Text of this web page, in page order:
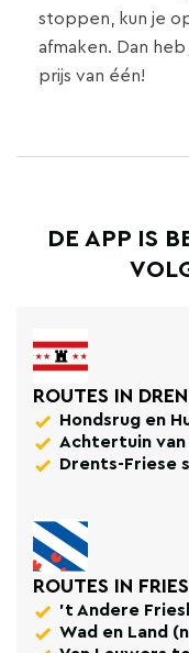
stoppen, kun je
afmaken. Dan
prijs van één!
DE APP IS
ROUTES IN
Hondsrug en
Achtertuin van
Drents-Friese
ROUTES IN
't Andere
Wad en Land